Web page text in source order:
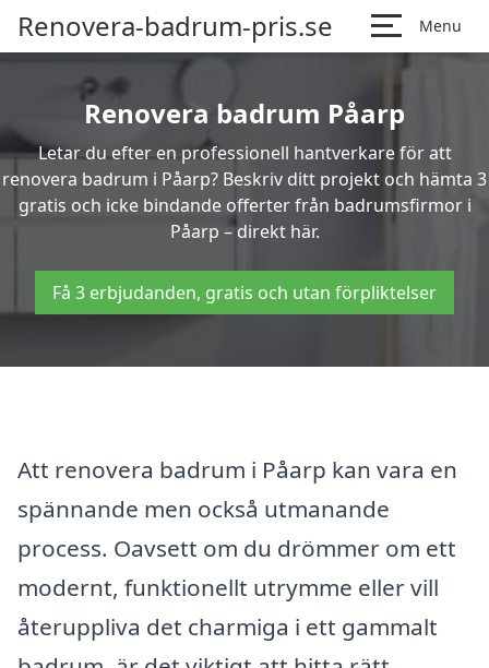
Renovera-badrum-pris.se Menu
Renovera badrum Påarp
Letar du efter en professionell hantverkare för att
renovera badrum i Påarp? Beskriv ditt projekt och hämta 3
gratis och icke bindande offerter från badrumsfirmor i
Påarp – direkt här.
Få 3 erbjudanden, gratis och utan förpliktelser
Att renovera badrum i Påarp kan vara en
spännande men också utmanande
process. Oavsett om du drömmer om ett
modernt, funktionellt utrymme eller vill
återuppliva det charmiga i ett gammalt